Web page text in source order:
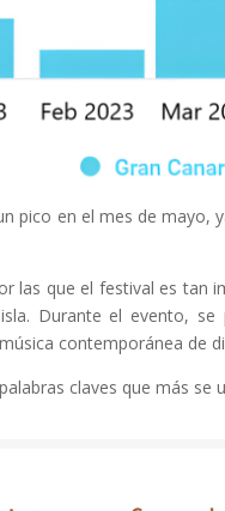
pico en el mes de
las que el festival es
Durante el evento,
contemporánea de
claves que más se